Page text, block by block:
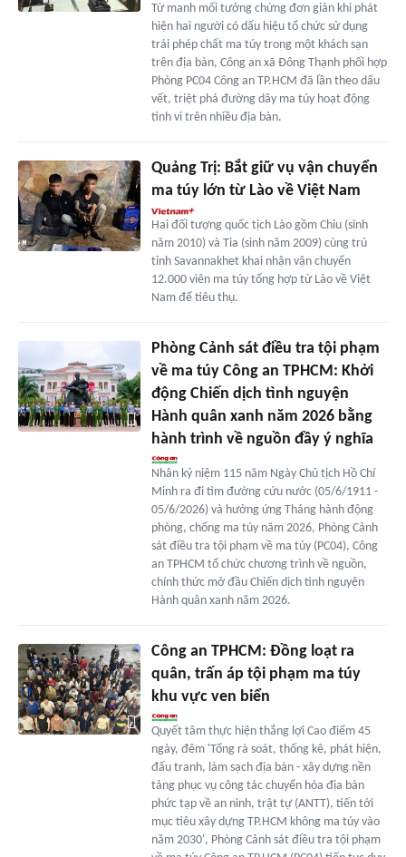
Từ manh mối tưởng chừng đơn giản khi phát
hiện hai người có dấu hiệu tổ chức sử dụng
trái phép chất ma túy trong một khách sạn
trên địa bàn, Công an xã Đông Thạnh phối hợp
Phòng PC04 Công an TP.HCM đã lần theo dấu
vết, triệt phá đường dây ma túy hoạt động
tinh vi trên nhiều địa bàn.
Quảng Trị: Bắt giữ vụ vận chuyển
ma túy lớn từ Lào về Việt Nam
Hai đối tượng quốc tịch Lào gồm Chiu (sinh
năm 2010) và Tia (sinh năm 2009) cùng trú
tỉnh Savannakhet khai nhận vận chuyển
12.000 viên ma túy tổng hợp từ Lào về Việt
Nam để tiêu thụ.
Phòng Cảnh sát điều tra tội phạm
về ma túy Công an TPHCM: Khởi
động Chiến dịch tình nguyện
Hành quân xanh năm 2026 bằng
hành trình về nguồn đầy ý nghĩa
Nhân kỷ niệm 115 năm Ngày Chủ tịch Hồ Chí
Minh ra đi tìm đường cứu nước (05/6/1911 -
05/6/2026) và hưởng ứng Tháng hành động
phòng, chống ma túy năm 2026, Phòng Cảnh
sát điều tra tội phạm về ma túy (PC04), Công
an TPHCM tổ chức chương trình về nguồn,
chính thức mở đầu Chiến dịch tình nguyện
Hành quân xanh năm 2026.
Công an TPHCM: Đồng loạt ra
quân, trấn áp tội phạm ma túy
khu vực ven biển
Quyết tâm thực hiện thắng lợi Cao điểm 45
ngày, đêm 'Tổng rà soát, thống kê, phát hiện,
đấu tranh, làm sạch địa bàn - xây dựng nền
tảng phục vụ công tác chuyển hóa địa bàn
phức tạp về an ninh, trật tự (ANTT), tiến tới
mục tiêu xây dựng TP.HCM không ma túy vào
năm 2030', Phòng Cảnh sát điều tra tội phạm